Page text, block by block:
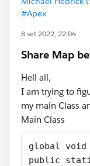
#Apex
8 set 2022, 22:04
Share Map
Hell all,
I am trying to
my main Class
Main Class
global void
public